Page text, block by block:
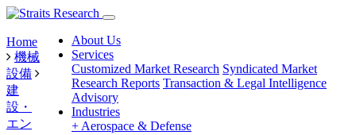
About Us
Services
Customized Market Research Syndicated Market
Research Reports Transaction & Legal Intelligence
Advisory
Industries
+ Aerospace & Defense
Home
機械
設備
建
設・
エン